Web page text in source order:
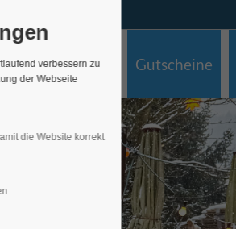
verbessern zu
der Webseite
die Website korrekt
Refugium
Philosophie
Gutscheine